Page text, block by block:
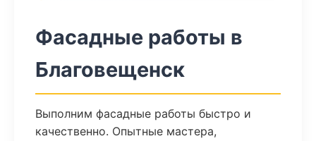
Фасадные работы в
Благовещенск
Выполним фасадные работы быстро и
качественно. Опытные мастера,